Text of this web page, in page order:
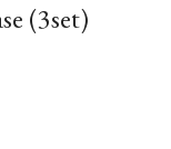
(3set)